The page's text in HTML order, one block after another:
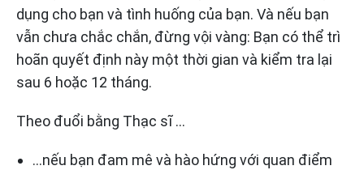
dụng cho bạn và tình huống của bạn. Và nếu bạn
vẫn chưa chắc chắn, đừng vội vàng: Bạn có thể trì
hoãn quyết định này một thời gian và kiểm tra lại
sau 6 hoặc 12 tháng.
Theo đuổi bằng Thạc sĩ …
…nếu bạn đam mê và hào hứng với quan điểm